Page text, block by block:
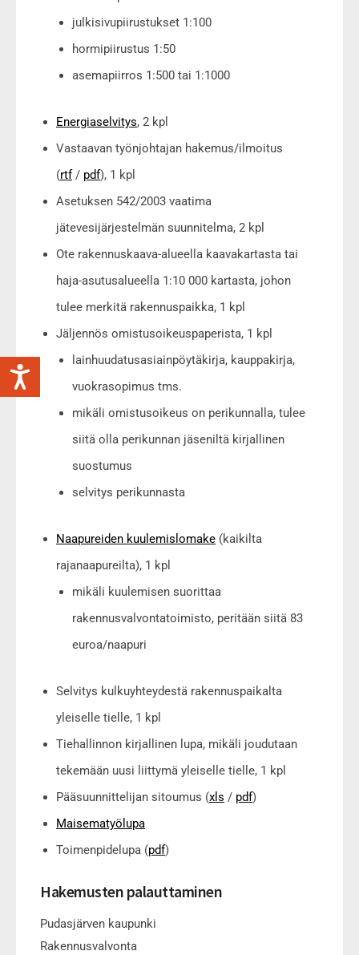
julkisivupiirustukset 1:100
hormipiirustus 1:50
asemapiirros 1:500 tai 1:1000
Energiaselvitys, 2 kpl
Vastaavan työnjohtajan hakemus/ilmoitus
(rtf/ pdf), 1 kpl
Asetuksen 542/2003 vaatima
jätevesijärjestelmän suunnitelma, 2 kpl
Ote rakennuskaava-alueella kaavakartasta tai
haja-asutusalueella 1:10 000 kartasta, johon
tulee merkitä rakennuspaikka, 1 kpl
Jäljennös omistusoikeuspaperista, 1 kpl
lainhuudatusasiainpöytäkirja, kauppakirja,
vuokrasopimus tms.
mikäli omistusoikeus on perikunnalla, tulee
siitä olla perikunnan jäseniltä kirjallinen
suostumus
selvitys perikunnasta
Naapureiden kuulemislomake (kaikilta
rajanaapureilta), 1 kpl
mikäli kuulemisen suorittaa
rakennusvalvontatoimisto, peritään siitä 83
euroa/naapuri
Selvitys kulkuyhteydestä rakennuspaikalta
yleiselle tielle, 1 kpl
Tiehallinnon kirjallinen lupa, mikäli joudutaan
tekemään uusi liittymä yleiselle tielle, 1 kpl
Pääsuunnittelijan sitoumus (xls / pdf)
Maisematyölupa
Toimenpidelupa (pdf)
Hakemusten palauttaminen
Pudasjärven kaupunki
Rakennusvalvonta